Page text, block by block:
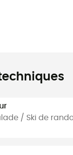
/ Ski de